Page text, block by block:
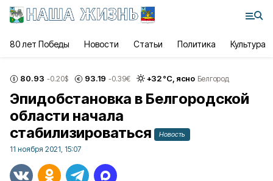
80 лет Победы Новости Статьи Политика Культура
80.93 -0.20$ 93.19 -0.39€ +32°С, ясно Белгород
Эпидобстановка в Белгородской
области начала
стабилизироваться
Новость
11 ноября 2021, 15:07